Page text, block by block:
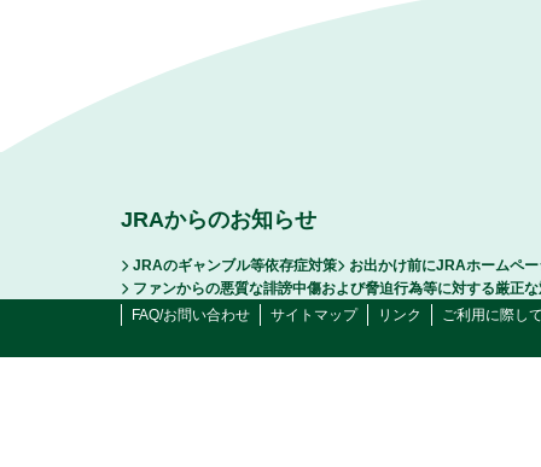
JRAからのお知らせ
JRAのギャンブル等依存症対策
お出かけ前にJRAホームペ
ファンからの悪質な誹謗中傷および脅迫行為等に対する厳正
FAQ/お問い合わせ
サイトマップ リンク ご利用に際し